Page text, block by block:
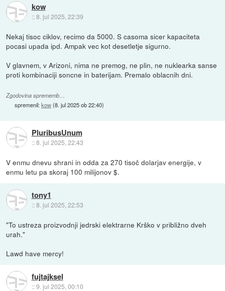
kow
::8. jul 2025, 22:39
Nekaj tisoc ciklov, recimo da 5000. S casoma sicer kapaciteta
pocasi upada ipd. Ampak vec kot desetletje sigurno.
V glavnem, v Arizoni, nima ne premog, ne plin, ne nuklearka sanse
proti kombinaciji soncne in baterijam. Premalo oblacnih dni.
Zgodovina sprememb…
spremenil:kow(8. jul 2025 ob 22:40)
PluribusUnum
::8. jul 2025, 22:43
V enmu dnevu shrani in odda za 270 tisoč dolarjav energije, v
enmu letu pa skoraj 100 milijonov $.
tony1
::8. jul 2025, 22:53
"To ustreza proizvodnji jedrski elektrarne Krško v približno dveh
urah."
Lawd have mercy!
fujtajksel
::9. jul 2025, 00:10